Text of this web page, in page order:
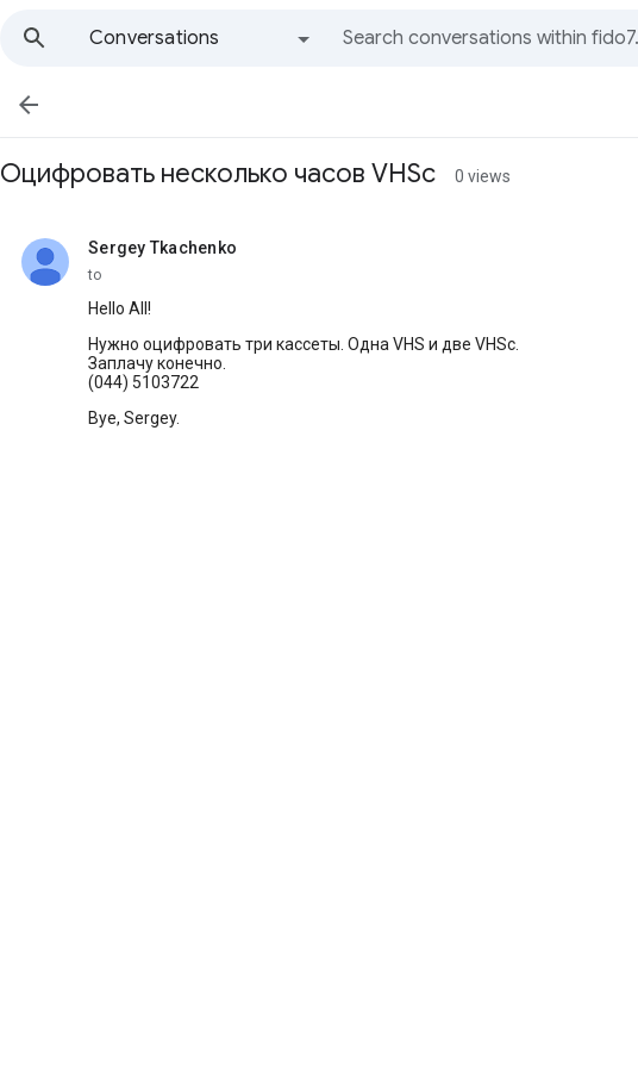
Conversations

Оцифpовать несколько часов VHSc 0 views
Sergey Tkachenko
unread,
to
Hello All!
Hужно оцифpовать тpи кассеты. Одна VHS и две VHSc.
Заплачу конечно.
(044) 5103722
Bye, Sergey.